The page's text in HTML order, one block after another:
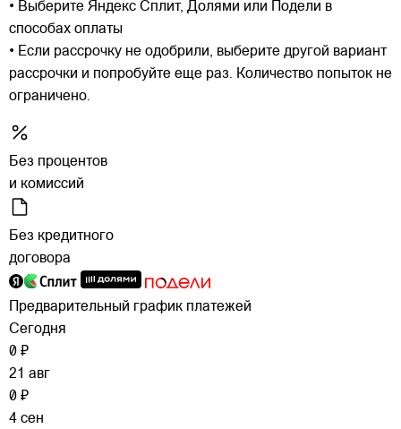
• Выберите Яндекс Сплит, Долями или Подели в
способах оплаты
• Если рассрочку не одобрили, выберите другой вариант
рассрочки и попробуйте еще раз. Количество попыток не
ограничено.
Без процентов
и комиссий
Без кредитного
договора
Предварительный график платежей
Сегодня
0 ₽
21 авг
0 ₽
4 сен